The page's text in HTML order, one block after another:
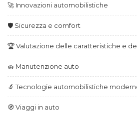
🚀 Innovazioni automobilistiche
🛡️ Sicurezza e comfort
🏆 Valutazione delle caratteristiche e
🧽 Manutenzione auto
🔬 Tecnologie automobilistiche
🧭 Viaggi in auto